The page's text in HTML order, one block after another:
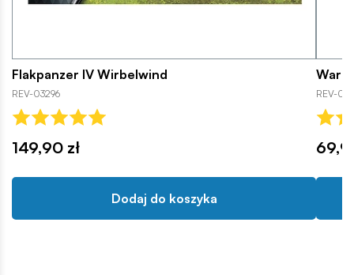
Flakpanzer IV Wirbelwind
REV-03296
149,90 zł
Dodaj do koszyka
REV-